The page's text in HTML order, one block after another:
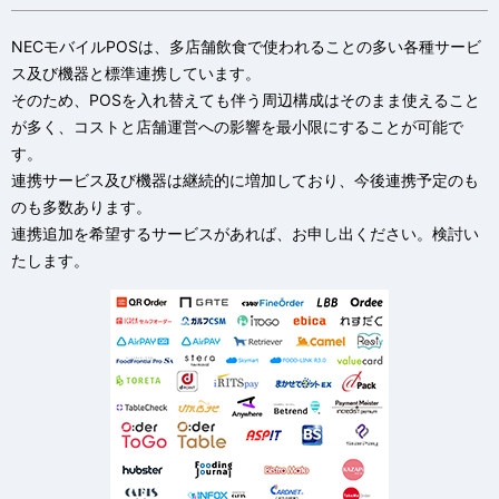
NECモバイルPOSは、多店舗飲食で使われることの多い各種サービ
ス及び機器と標準連携しています。
そのため、POSを入れ替えても伴う周辺構成はそのまま使えること
が多く、コストと店舗運営への影響を最小限にすることが可能で
す。
連携サービス及び機器は継続的に増加しており、今後連携予定のも
のも多数あります。
連携追加を希望するサービスがあれば、お申し出ください。検討い
たします。